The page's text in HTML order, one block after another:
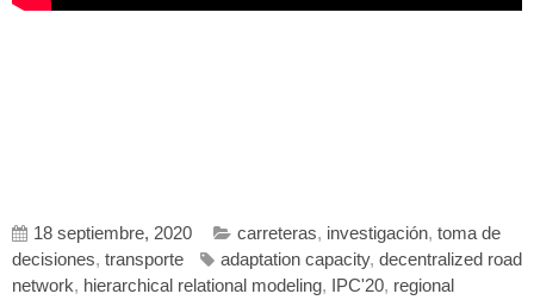
18 septiembre, 2020 carreteras, investigación, toma de
decisiones, transporte adaptation capacity, decentralized road
network, hierarchical relational modeling, IPC'20, regional